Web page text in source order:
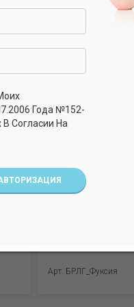
Арт. БРЛГ_Фуксия
Года №152-
Согласии На